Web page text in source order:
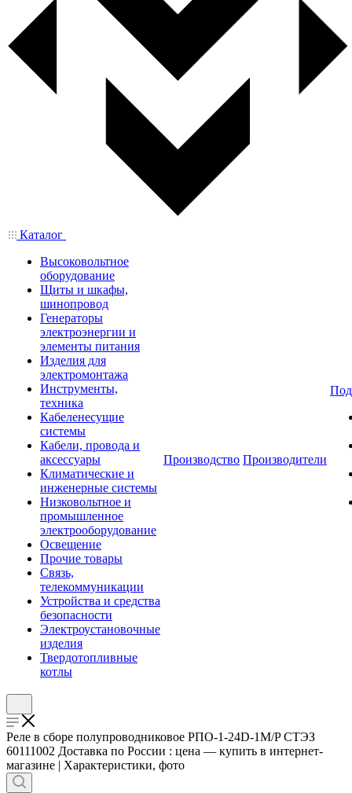
Каталог
Высоковольтное
оборудование
Щиты и шкафы,
шинопровод
Генераторы
электроэнергии и
элементы питания
Изделия для
электромонтажа
Инструменты,
техника
Кабеленесущие
системы
Кабели, провода и
аксессуары
Климатические и
инженерные системы
Низковольтное и
промышленное
электрооборудование
Освещение
Прочие товары
Связь,
телекоммуникации
Устройства и средства
безопасности
Электроустановочные
изделия
Твердотопливные
котлы
Производство Производители
Реле в сборе полупроводниковое РПО-1-24D-1M/P СТЭЗ
60111002 Доставка по России : цена — купить в интернет-
магазине | Характеристики, фото